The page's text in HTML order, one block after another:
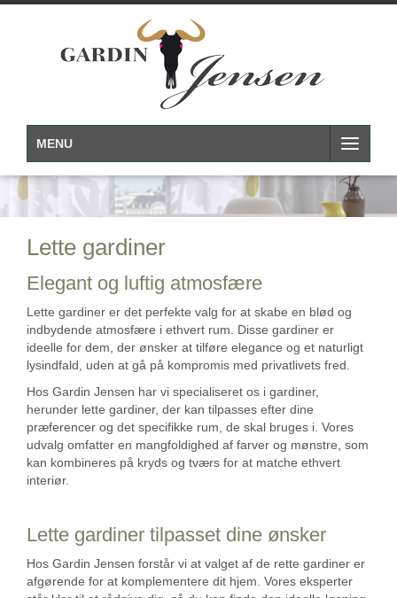
MENU
Lette gardiner
Elegant og luftig atmosfære
Lette gardiner er det perfekte valg for at skabe en blød og
indbydende atmosfære i ethvert rum. Disse gardiner er
ideelle for dem, der ønsker at tilføre elegance og et naturligt
lysindfald, uden at gå på kompromis med privatlivets fred.
Hos Gardin Jensen har vi specialiseret os i gardiner,
herunder lette gardiner, der kan tilpasses efter dine
præferencer og det specifikke rum, de skal bruges i. Vores
udvalg omfatter en mangfoldighed af farver og mønstre, som
kan kombineres på kryds og tværs for at matche ethvert
interiør.
Lette gardiner tilpasset dine ønsker
Hos Gardin Jensen forstår vi at valget af de rette gardiner er
afgørende for at komplementere dit hjem. Vores eksperter